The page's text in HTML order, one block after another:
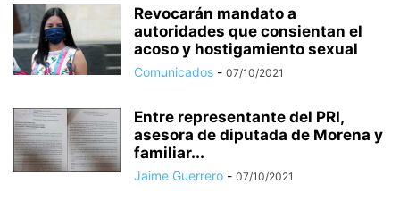
Revocarán mandato a
autoridades que consientan el
acoso y hostigamiento sexual
Comunicados - 07/10/2021
Entre representante del PRI,
asesora de diputada de Morena y
familiar...
Jaime Guerrero - 07/10/2021